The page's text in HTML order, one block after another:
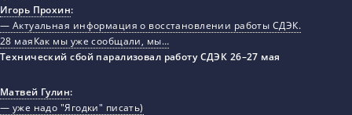
Игорь Прохин:
— Актуальная информация о восстановлении работы СДЭК.
28 маяКак мы уже сообщали, мы…
Технический сбой парализовал работу СДЭК 26–27 мая
Матвей Гулин:
— уже надо "Ягодки" писать)